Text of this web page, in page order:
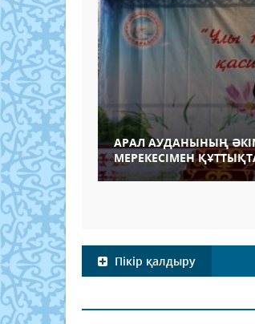
АРАЛ АУДАНЫНЫҢ
МЕРЕКЕСІМЕН
Пікір қалдыру